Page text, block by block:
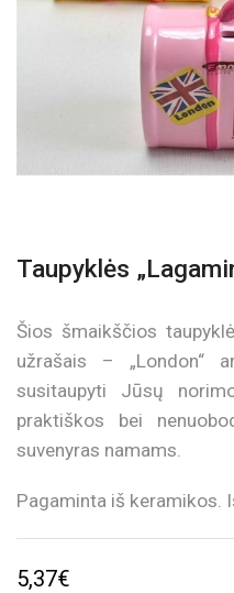
Taupyklės
Šios šmaikščios
užrašais – „London“
susitaupyti Jūsų
praktiškos bei
suvenyras namams.
Pagaminta iš keramikos.
5,37€